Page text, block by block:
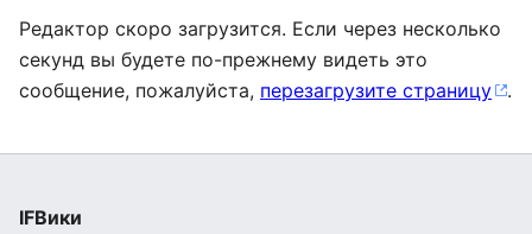
Редактор скоро загрузится. Если через несколько
секунд вы будете по-прежнему видеть это
сообщение, пожалуйста, перезагрузите страницу .
IFВики